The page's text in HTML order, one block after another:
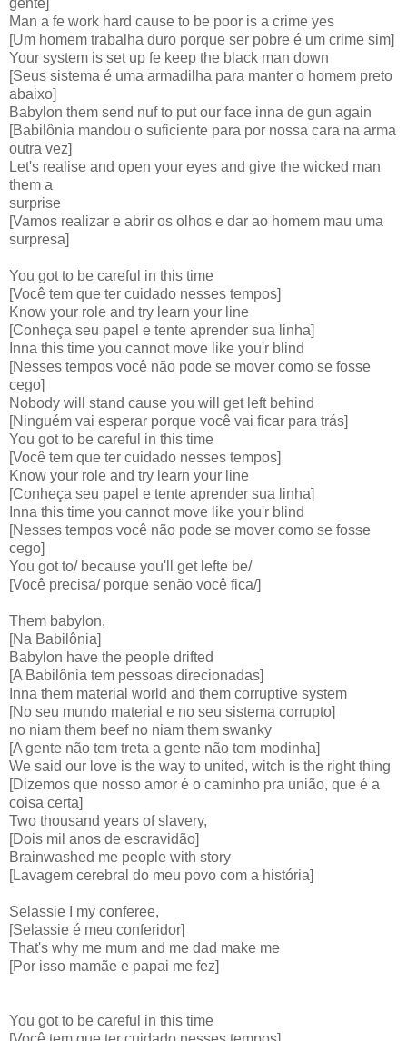
Man a fe work hard cause to be poor is a crime yes
[Um homem trabalha duro porque ser pobre é um crime sim]
Your system is set up fe keep the black man down
[Seus sistema é uma armadilha para manter o homem preto
abaixo]
Babylon them send nuf to put our face inna de gun again
[Babilônia mandou o suficiente para por nossa cara na arma
outra vez]
Let's realise and open your eyes and give the wicked man
them a
surprise
[Vamos realizar e abrir os olhos e dar ao homem mau uma
surpresa]
You got to be careful in this time
[Você tem que ter cuidado nesses tempos]
Know your role and try learn your line
[Conheça seu papel e tente aprender sua linha]
Inna this time you cannot move like you'r blind
[Nesses tempos você não pode se mover como se fosse
cego]
Nobody will stand cause you will get left behind
[Ninguém vai esperar porque você vai ficar para trás]
You got to be careful in this time
[Você tem que ter cuidado nesses tempos]
Know your role and try learn your line
[Conheça seu papel e tente aprender sua linha]
Inna this time you cannot move like you'r blind
[Nesses tempos você não pode se mover como se fosse
cego]
You got to/ because you'll get lefte be/
[Você precisa/ porque senão você fica/]
Them babylon,
[Na Babilônia]
Babylon have the people drifted
[A Babilônia tem pessoas direcionadas]
Inna them material world and them corruptive system
[No seu mundo material e no seu sistema corrupto]
no niam them beef no niam them swanky
[A gente não tem treta a gente não tem modinha]
We said our love is the way to united, witch is the right thing
[Dizemos que nosso amor é o caminho pra união, que é a
coisa certa]
Two thousand years of slavery,
[Dois mil anos de escravidão]
Brainwashed me people with story
[Lavagem cerebral do meu povo com a história]
Selassie I my conferee,
[Selassie é meu conferidor]
That's why me mum and me dad make me
[Por isso mamãe e papai me fez]
You got to be careful in this time